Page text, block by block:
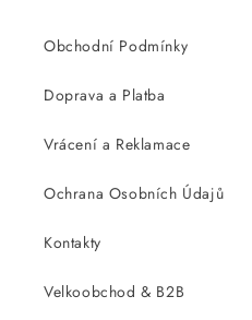
Obchodní Podmínky
Doprava a Platba
Vrácení a Reklamace
Ochrana Osobních Údajů
Kontakty
Velkoobchod & B2B